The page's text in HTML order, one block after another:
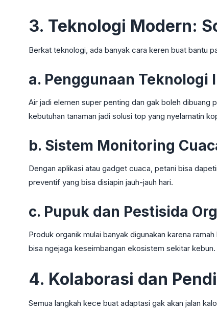
3. Teknologi Modern:
Berkat teknologi, ada banyak cara keren buat bantu
a. Penggunaan Teknologi
Air jadi elemen super penting dan gak boleh dibuang
kebutuhan tanaman jadi solusi top yang nyelamatin
b. Sistem Monitoring
Dengan aplikasi atau gadget cuaca, petani bisa
preventif yang bisa disiapin jauh-jauh hari.
c. Pupuk dan Pestisida
Produk organik mulai banyak digunakan karena
bisa ngejaga keseimbangan ekosistem sekitar kebun.
4. Kolaborasi dan
Semua langkah kece buat adaptasi gak akan jalan